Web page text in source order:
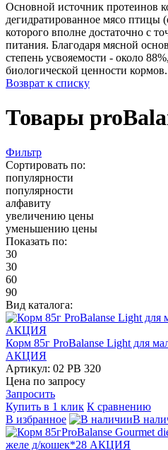
Основной источник протеинов
дегидратированное мясо птицы
которого вполне достаточно с
питания. Благодаря мясной
степень усвояемости - около
биологической ценности кормов.
Возврат к списку
Товары
Фильтр
Сортировать по:
популярности
популярности
алфавиту
увеличению цены
уменьшению цены
Показать по:
30
30
60
90
Вид каталога:
Корм 85г ProBalanse Light для
АКЦИЯ
Артикул: 02 PB 320
Цена по запросу
Запросить
Купить в 1 клик К сравнению
В избранное
В